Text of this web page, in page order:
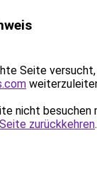
Seite
nicht
zurückkehren.